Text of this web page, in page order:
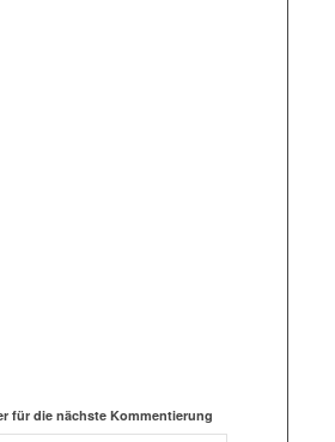
für die nächste Kommentierung